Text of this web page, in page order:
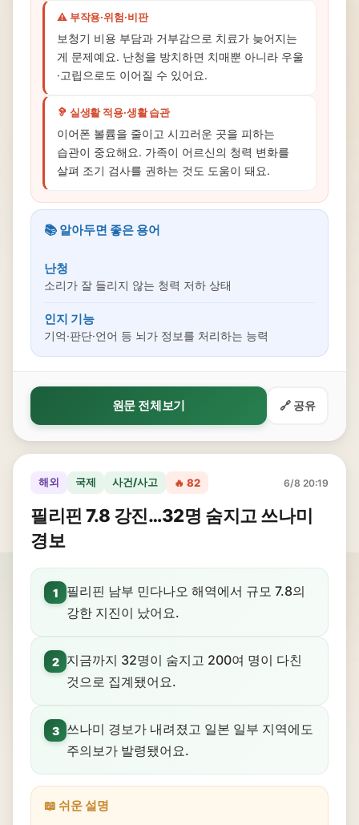
⚠️ 부작용·위험·비판
보청기 비용 부담과 거부감으로 치료가 늦어지는
게 문제예요. 난청을 방치하면 치매뿐 아니라 우울
·고립으로도 이어질 수 있어요.
🦻 실생활 적용·생활 습관
이어폰 볼륨을 줄이고 시끄러운 곳을 피하는
습관이 중요해요. 가족이 어르신의 청력 변화를
살펴 조기 검사를 권하는 것도 도움이 돼요.
📚 알아두면 좋은 용어
난청
소리가 잘 들리지 않는 청력 저하 상태
인지 기능
기억·판단·언어 등 뇌가 정보를 처리하는 능력
원문 전체보기 🔗 공유
해외 국제 사건/사고 🔥 82 6/8 20:19
필리핀 7.8 강진…32명 숨지고 쓰나미
경보
1
필리핀 남부 민다나오 해역에서 규모 7.8의
강한 지진이 났어요.
2
지금까지 32명이 숨지고 200여 명이 다친
것으로 집계됐어요.
3
쓰나미 경보가 내려졌고 일본 일부 지역에도
주의보가 발령됐어요.
📖 쉬운 설명